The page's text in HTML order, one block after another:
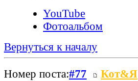
YouTube
Фотоальбом
Вернуться к началу
Номер поста:#77 Кот&Я